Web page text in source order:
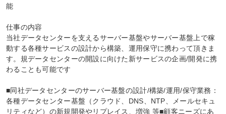
能
仕事の内容
当社データセンターを支えるサーバー基盤やサーバー基盤上で稼
動する各種サービスの設計から構築、運用保守に携わって頂きま
す。規データセンターの開設に向けた新サービスの企画/開発に携
わることも可能です
■同社データセンターのサーバー基盤の設計/構築/運用/保守業務：
各種データセンター基盤（クラウド、DNS、NTP、メールセキュ
リティなど）の新規開発やリプレイス、増強 等■顧客ニーズにあ